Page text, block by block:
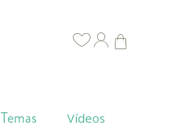
Temas Vídeos